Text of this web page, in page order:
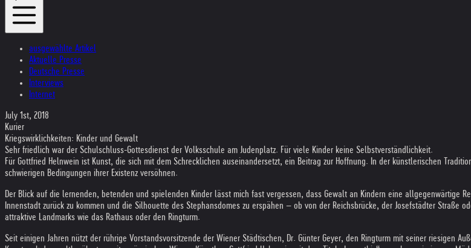
ausgewählte Artikel
Aktuelle Presse
Deutsche Presse
Interviews
Internet
July 1st, 2018
Kurier
Kriegswirklichkeiten: Kinder und Gewalt
Sehr friedlich war der Schulschluss-Gottesdienst der Volksschule am Judenplatz. Für viele Kinder keine Selbstverständlichkeit.
Für Gottfried Helnwein ist Kunst, die sich mit dem Schrecklichen auseinandersetzt, ein Beitrag zur Hoffnung. In der künstlerischen
schwierigen Bedingungen ihrer Existenz versöhnen.
Der Blick auf die lernenden, betenden und spielenden Kinder lässt mich fast vergessen, dass Gewalt an Kindern eine allgegenwärtige
Innenstadt zurück zu kommen und die Silhouette des Stephansdomes zu erspähen – ob von der Reichsbrücke, der Josefstädter
attraktive Landmarks wie das Rathaus oder den Ringturm.
Seit einigen Jahren nützt der rührige Vorstandsvorsitzende der Wiener Städtischen, Dr. Günter Geyer, den Ringturm mit seiner riesigen